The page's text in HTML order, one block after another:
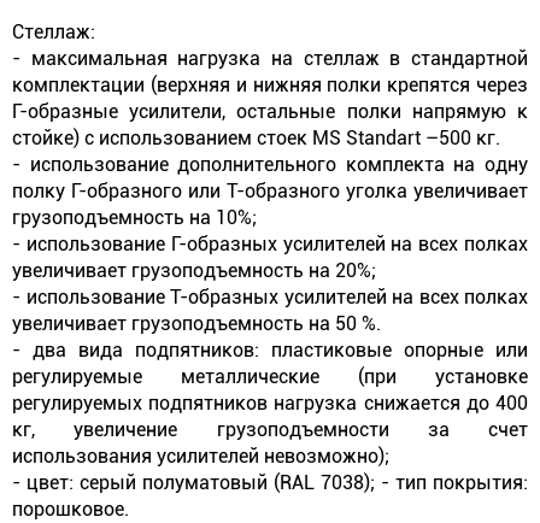
Стеллаж:
- максимальная нагрузка на стеллаж в стандартной
комплектации (верхняя и нижняя полки крепятся через
Г-образные усилители, остальные полки напрямую к
стойке) с использованием стоек MS Standart –500 кг.
- использование дополнительного комплекта на одну
полку Г-образного или Т-образного уголка увеличивает
грузоподъемность на 10%;
- использование Г-образных усилителей на всех полках
увеличивает грузоподъемность на 20%;
- использование Т-образных усилителей на всех полках
увеличивает грузоподъемность на 50 %.
- два вида подпятников: пластиковые опорные или
регулируемые металлические (при установке
регулируемых подпятников нагрузка снижается до 400
кг, увеличение грузоподъемности за счет
использования усилителей невозможно);
- цвет: серый полуматовый (RAL 7038); - тип покрытия:
порошковое.